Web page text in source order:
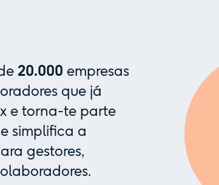
20.000 empresas
que já
e torna-te parte
simplifica a
gestores,